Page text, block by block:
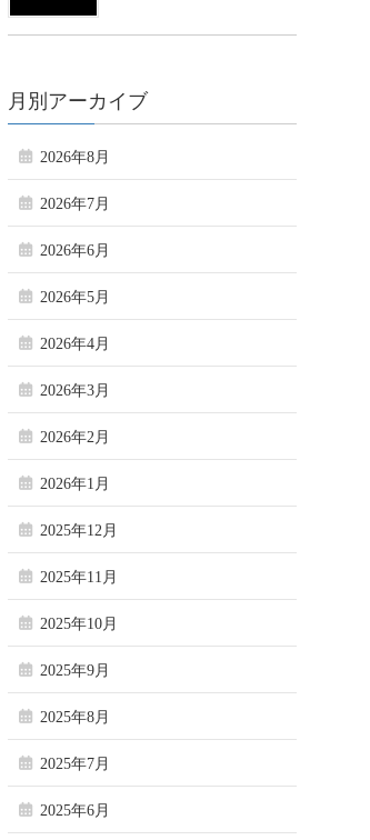
月別アーカイブ
2026年8月
2026年7月
2026年6月
2026年5月
2026年4月
2026年3月
2026年2月
2026年1月
2025年12月
2025年11月
2025年10月
2025年9月
2025年8月
2025年7月
2025年6月